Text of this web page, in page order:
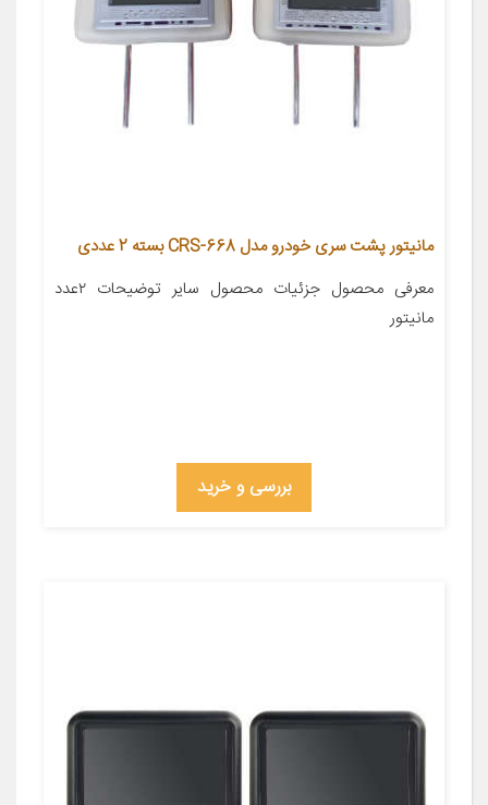
مانیتور پشت سری خودرو مدل CRS-668 بسته 2 عددی
معرفی محصول جزئیات محصول سایر توضیحات ۲عدد
مانیتور
بررسی و خرید